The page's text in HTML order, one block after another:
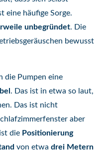
eine häufige Sorge.
unbegründet. Die
bewusst
die Pumpen eine
. Das ist in etwa so laut,
Das ist nicht
aber
die Positionierung
von etwa drei Metern